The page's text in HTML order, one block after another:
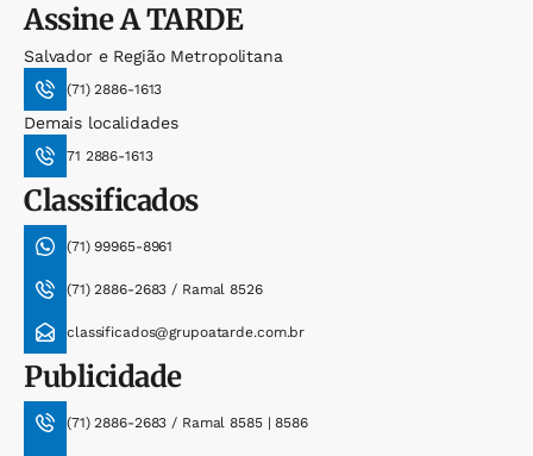
AssineA TARDE
Salvador e Região Metropolitana
(71) 2886-1613
Demais localidades
71 2886-1613
Classificados
(71) 99965-8961
(71) 2886-2683 / Ramal 8526
classificados@grupoatarde.com.br
Publicidade
(71) 2886-2683 / Ramal 8585 | 8586